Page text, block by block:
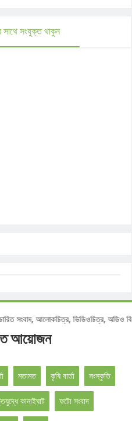
সাথে সংযুক্ত থাকুন
আলোকচিত্র, ভিডিওচিত্র, অডিও বিনা
আয়োজন
মতামত কৃষি বার্তা সংস্কৃতি
কানাইঘাট ফটো সংবাদ